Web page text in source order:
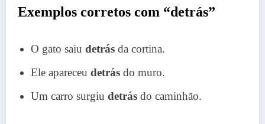
Exemplos corretos com “detrás”
O gato saiu detrás da cortina.
Ele apareceu detrás do muro.
Um carro surgiu detrás do caminhão.